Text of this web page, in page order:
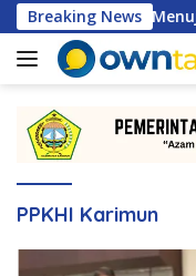
Langsung
ke
konten
Breaking News
2026 Menuju
PPKHI Karimun